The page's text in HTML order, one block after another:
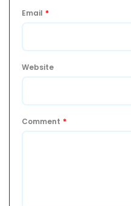
Email *
Website
Comment *